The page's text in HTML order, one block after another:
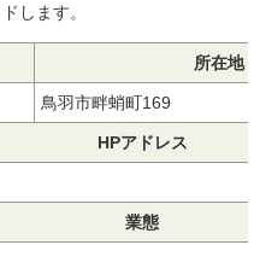
します。
所在地
鳥羽市畔蛸町169
HPアドレス
業態